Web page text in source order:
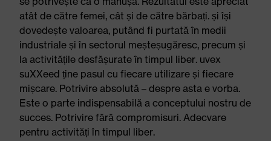
atât de către femei, cât și de către bărbați. și își
dovedește valoarea, putând fi purtată în medii
industriale și în sectorul meșteșugăresc, precum și
la activitățile desfășurate în timpul liber. uvex
suXXeed ține pasul cu fiecare utilizare și fiecare
mișcare. Potrivire absolută – despre asta e vorba.
Este o parte indispensabilă a conceptului nostru de
succes. Potrivire fără compromisuri. Adecvare
pentru activități în timpul liber.